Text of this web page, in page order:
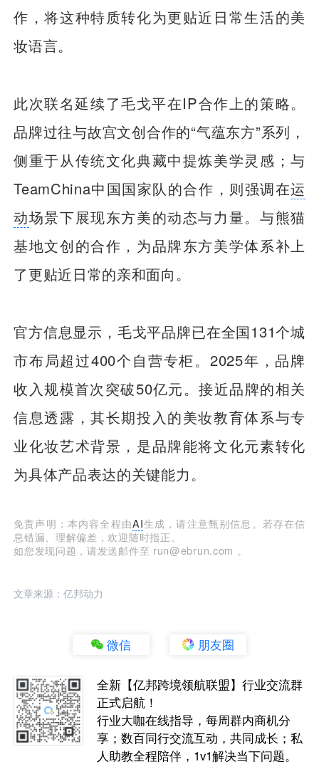
作，将这种特质转化为更贴近日常生活的美
妆语言。
此次联名延续了毛戈平在IP合作上的策略。
品牌过往与故宫文创合作的“气蕴东方”系列，
侧重于从传统文化典藏中提炼美学灵感；与
TeamChina中国国家队的合作，则强调在运
动场景下展现东方美的动态与力量。与熊猫
基地文创的合作，为品牌东方美学体系补上
了更贴近日常的亲和面向。
官方信息显示，毛戈平品牌已在全国131个城
市布局超过400个自营专柜。2025年，品牌
收入规模首次突破50亿元。接近品牌的相关
信息透露，其长期投入的美妆教育体系与专
业化妆艺术背景，是品牌能将文化元素转化
为具体产品表达的关键能力。
免责声明：本内容全程由AI生成，请注意甄别信息。若存在信
息错漏、理解偏差，欢迎随时指正。
如您发现问题，请发送邮件至 run@ebrun.com 。
文章来源：亿邦动力
微信 朋友圈
全新【亿邦跨境领航联盟】行业交流群
正式启航！
行业大咖在线指导，每周群内商机分
享；数百同行交流互动，共同成长；私
人助教全程陪伴，1v1解决当下问题。